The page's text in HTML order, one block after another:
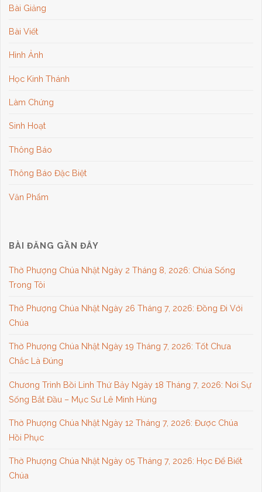
Bài Giảng
Bài Viết
Hình Ảnh
Học Kinh Thánh
Làm Chứng
Sinh Hoạt
Thông Báo
Thông Báo Đặc Biệt
Văn Phẩm
BÀI ĐĂNG GẦN ĐÂY
Thờ Phượng Chúa Nhật Ngày 2 Tháng 8, 2026: Chúa Sống
Trong Tôi
Thờ Phượng Chúa Nhật Ngày 26 Tháng 7, 2026: Đồng Đi Với
Chúa
Thờ Phượng Chúa Nhật Ngày 19 Tháng 7, 2026: Tốt Chưa
Chắc Là Đúng
Chương Trình Bồi Linh Thứ Bảy Ngày 18 Tháng 7, 2026: Nơi Sự
Sống Bắt Đầu – Mục Sư Lê Minh Hùng
Thờ Phượng Chúa Nhật Ngày 12 Tháng 7, 2026: Được Chúa
Hồi Phục
Thờ Phượng Chúa Nhật Ngày 05 Tháng 7, 2026: Học Để Biết
Chúa